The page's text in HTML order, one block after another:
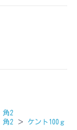
角2
角2 ＞ ケント100ｇ